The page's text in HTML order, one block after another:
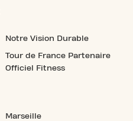
Notre Vision Durable
Tour de France Partenaire
Officiel Fitness
Marseille